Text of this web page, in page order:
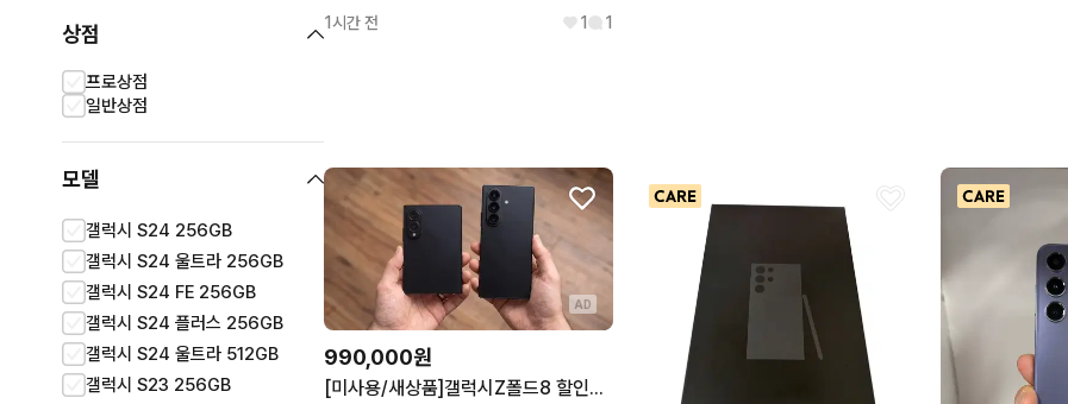
상점
프로상점
일반상점
모델
갤럭시 S24 256GB
갤럭시 S24 울트라 256GB
갤럭시 S24 FE 256GB
갤럭시 S24 플러스 256GB
갤럭시 S24 울트라 512GB
갤럭시 S23 256GB
갤럭시 S24 512GB
갤럭시 S22 256GB
갤럭시 S24 울트라 1TB
갤럭시 S25 256GB
갤럭시 S23 FE 256GB
갤럭시 S24 플러스 512GB
갤럭시 S23 플러스 256GB
갤럭시 S21 256GB
갤럭시 S25+ 256GB
갤럭시 S22 플러스 256GB
갤럭시 S20 플러스 256GB
갤럭시 S23 울트라 256GB
갤럭시 S21 플러스 256GB
갤럭시 S23 512GB
갤럭시 S25 울트라 256GB
갤럭시 S25 엣지 256GB
갤럭시 S22 울트라 256GB
1시간 전 1 1
AD
990,000원
[미사용/새상품]갤럭시Z폴드8 할인특가 [갤럭시S23,24,25,26시리즈 재고정리 / Z플립,폴드 5,6,7시리즈 재고정리]